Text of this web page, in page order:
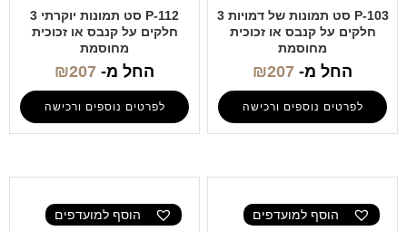
P-103 סט תמונות של דמויות 3
חלקים על קנבס או זכוכית
מחוסמת
החל מ- ₪207
לפרטים נוספים ורכישה
P-112 סט תמונות יוקרתי 3
חלקים על קנבס או זכוכית
מחוסמת
החל מ- ₪207
לפרטים נוספים ורכישה
הוסף למועדפים הוסף למועדפים